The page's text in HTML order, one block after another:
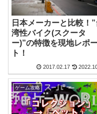
日本メーカーと比較！”
湾性バイク(スクータ
ー)”の特徴を現地レポ
ト！
2017.02.17
ゲーム攻略